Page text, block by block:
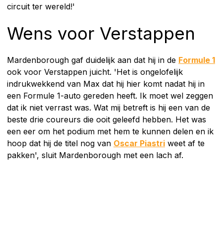
circuit ter wereld!'
Wens voor Verstappen
Mardenborough gaf duidelijk aan dat hij in de Formule 1
ook voor Verstappen juicht. 'Het is ongelofelijk
indrukwekkend van Max dat hij hier komt nadat hij in
een Formule 1-auto gereden heeft. Ik moet wel zeggen
dat ik niet verrast was. Wat mij betreft is hij een van de
beste drie coureurs die ooit geleefd hebben. Het was
een eer om het podium met hem te kunnen delen en ik
hoop dat hij de titel nog van Oscar Piastri weet af te
pakken', sluit Mardenborough met een lach af.